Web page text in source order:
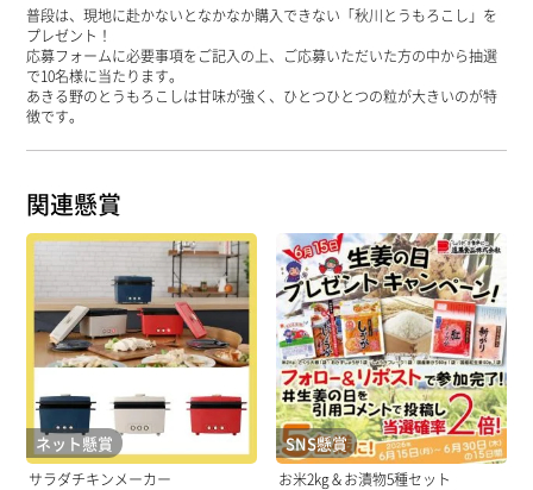
普段は、現地に赴かないとなかなか購入できない「秋川とうもろこし」を
プレゼント！
応募フォームに必要事項をご記入の上、ご応募いただいた方の中から抽選
で10名様に当たります。
あきる野のとうもろこしは甘味が強く、ひとつひとつの粒が大きいのが特
徴です。
関連懸賞
ネット懸賞
サラダチキンメーカー
SNS懸賞
お米2kg＆お漬物5種セット